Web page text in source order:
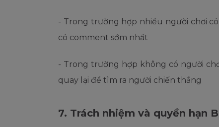
- Trong trường hợp nhiều người chơi
có comment sớm nhất
- Trong trường hợp không có người
quay lại để tìm ra người chiến thắng
7. Trách nhiệm và quyền hạn